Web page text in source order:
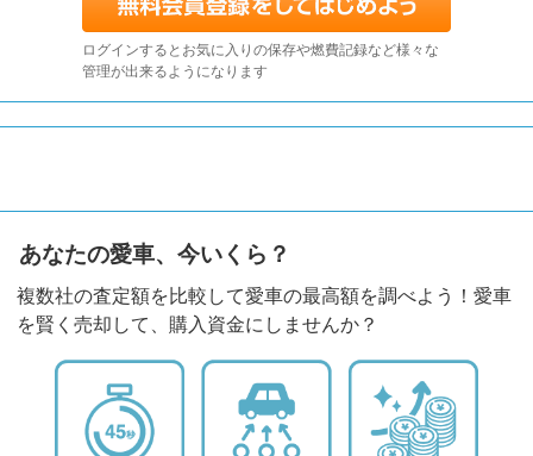
ログインするとお気に入りの保存や燃費記録など様々な
管理が出来るようになります
あなたの愛車、今いくら？
複数社の査定額を比較して愛車の最高額を調べよう！愛車
を賢く売却して、購入資金にしませんか？